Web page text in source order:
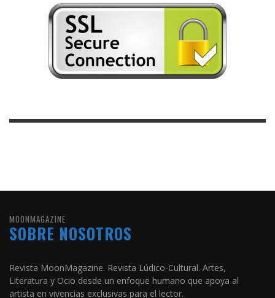
MOONMAGAZINE
SOBRE NOSOTROS
Revista MoonMagazine. Revista Lúdico-Cultural. Artes,
Literatura y Ocio desde un enfoque humano que apoya al
artista en vivencias exclusivas para el lector.